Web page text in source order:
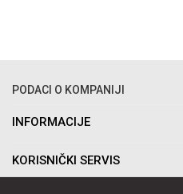
PODACI O KOMPANIJI
Razo DOO
Bakarska br.5
INFORMACIJE
KORISNIČKI SERVIS